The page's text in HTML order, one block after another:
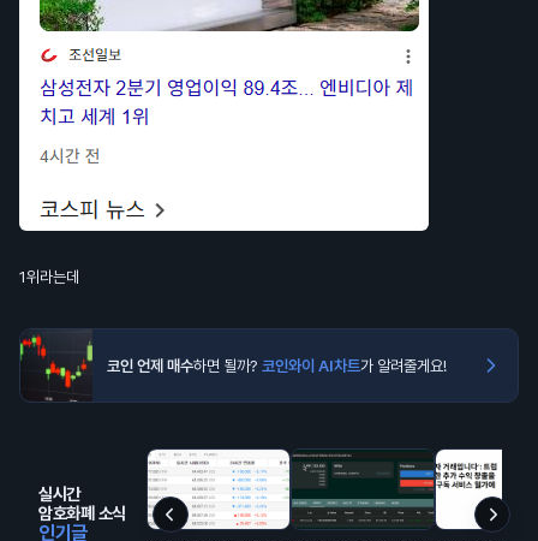
1위라는데
코인 언제 매수하면 될까? 코인와이 AI차트가 알려줄게요!
실시간
암호화폐 소식
인기글